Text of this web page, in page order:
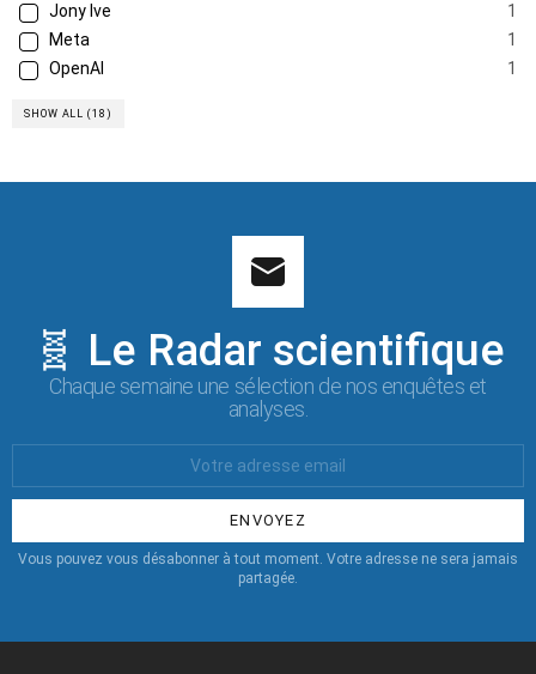
Jony Ive
1
Meta
1
OpenAI
1
SHOW ALL (18)
🧬 Le Radar scientifique
Chaque semaine une sélection de nos enquêtes et
analyses.
:
Vous pouvez vous désabonner à tout moment. Votre adresse ne sera jamais
partagée.